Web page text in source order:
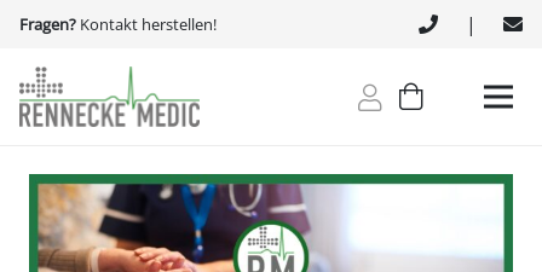
Fragen? Kontakt herstellen! |